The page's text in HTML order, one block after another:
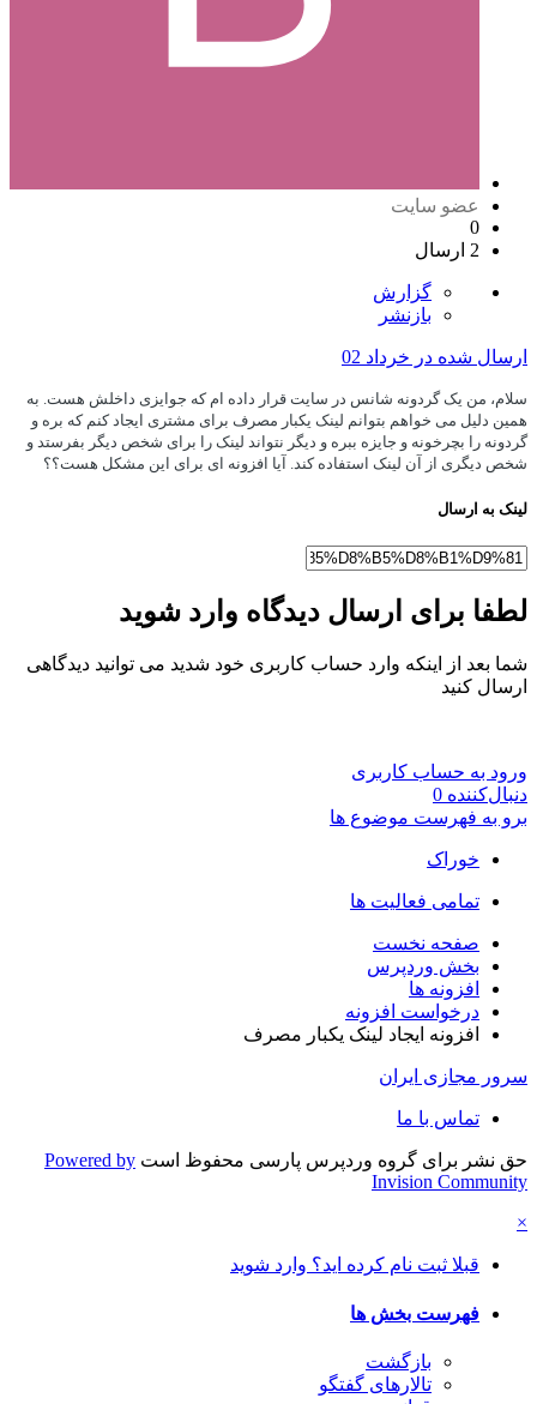
عضو سایت
0
2 ارسال
گزارش
بازنشر
ارسال شده در خرداد 02
سلام، من یک گردونه شانس در سایت قرار داده ام که جوایزی داخلش هست. به
همین دلیل می خواهم بتوانم لینک یکبار مصرف برای مشتری ایجاد کنم که بره و
گردونه را بچرخونه و جایزه ببره و دیگر نتواند لینک را برای شخص دیگر بفرستد و
شخص دیگری از آن لینک استفاده کند. آیا افزونه ای برای این مشکل هست؟؟
لینک به ارسال
لطفا برای ارسال دیدگاه وارد شوید
شما بعد از اینکه وارد حساب کاربری خود شدید می توانید دیدگاهی
ارسال کنید
ورود به حساب کاربری
دنبال‌کننده 0
برو به فهرست موضوع ها
خوراک
تمامی فعالیت ها
صفحه نخست
بخش وردپرس
افزونه ها
درخواست افزونه
افزونه ایجاد لینک یکبار مصرف
سرور مجازی ایران
تماس با ما
حق نشر برای گروه وردپرس پارسی محفوظ است Powered by
Invision Community
×
قبلا ثبت نام کرده اید؟ وارد شوید
فهرست بخش ها
بازگشت
تالارهای گفتگو